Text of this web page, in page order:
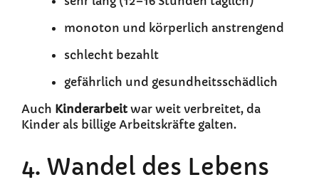
monoton und körperlich anstrengend
schlecht bezahlt
gefährlich und gesundheitsschädlich
Auch Kinderarbeitwar weit verbreitet, da
Kinder als billige Arbeitskräfte galten.
4. Wandel des Lebens